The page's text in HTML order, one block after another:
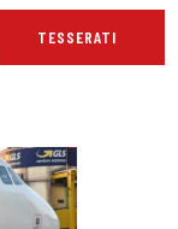
TESSERATI